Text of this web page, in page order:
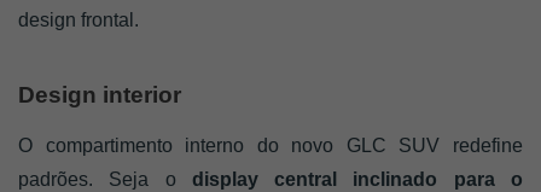
design frontal.
Design interior
O compartimento interno do novo GLC SUV redefine
padrões. Seja o display central inclinado para o